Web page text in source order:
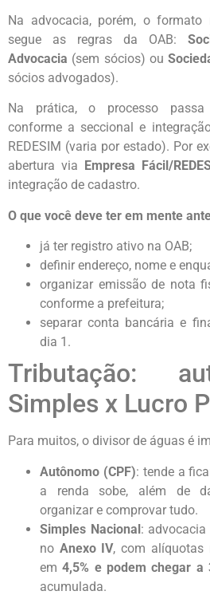
Na advocacia, porém, o formato
segue as regras da OAB:
Advocacia (sem sócios) ou
sócios advogados).
Na prática, o processo passa
conforme a seccional e
REDESIM (varia por estado). Por
abertura via
Empresa Fácil/
integração de cadastro.
O que você deve ter em mente
já ter registro ativo na OAB;
definir endereço, nome e
organizar emissão de nota
conforme a prefeitura;
separar conta bancária e
dia 1.
Tributação:
Simples x Lucro
Para muitos, o divisor de águas é
Autônomo (CPF): tende a
a renda sobe, além de
organizar e comprovar tudo.
Simples Nacional: advocacia
no Anexo IV, com alíquotas
em4,5% e podem chegar a
acumulada.